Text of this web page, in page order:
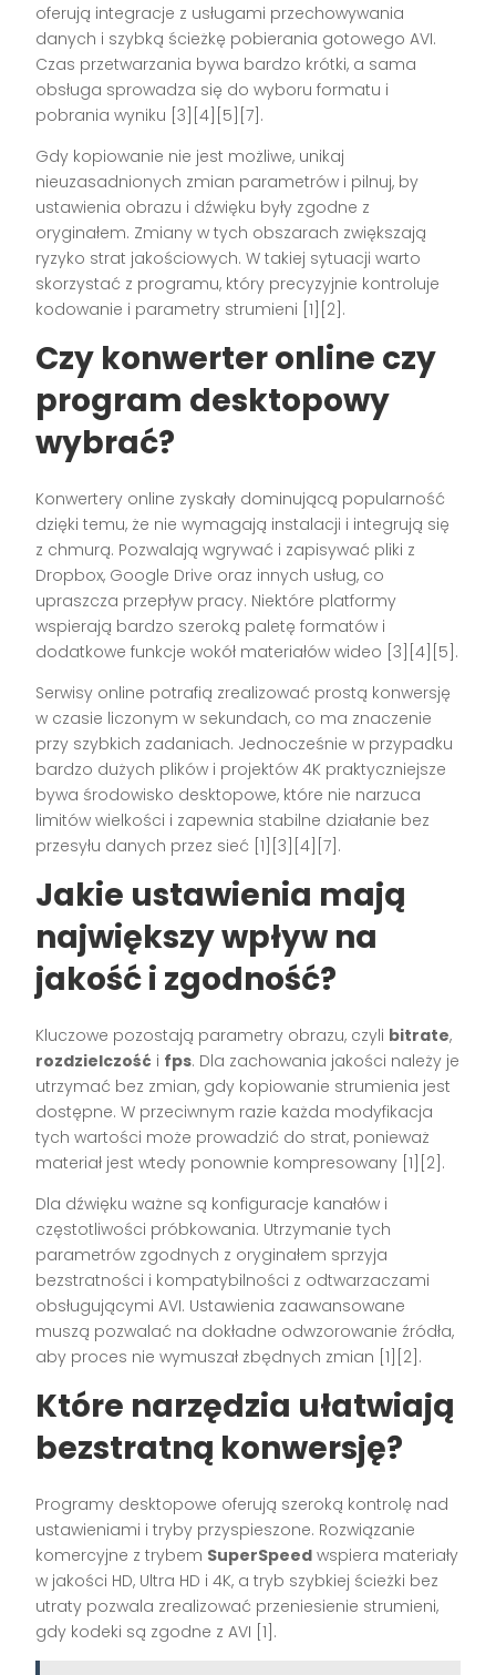
oferują integracje z usługami przechowywania
danych i szybką ścieżkę pobierania gotowego AVI.
Czas przetwarzania bywa bardzo krótki, a sama
obsługa sprowadza się do wyboru formatu i
pobrania wyniku [3][4][5][7].
Gdy kopiowanie nie jest możliwe, unikaj
nieuzasadnionych zmian parametrów i pilnuj, by
ustawienia obrazu i dźwięku były zgodne z
oryginałem. Zmiany w tych obszarach zwiększają
ryzyko strat jakościowych. W takiej sytuacji warto
skorzystać z programu, który precyzyjnie kontroluje
kodowanie i parametry strumieni [1][2].
Czy konwerter online czy
program desktopowy
wybrać?
Konwertery online zyskały dominującą popularność
dzięki temu, że nie wymagają instalacji i integrują się
z chmurą. Pozwalają wgrywać i zapisywać pliki z
Dropbox, Google Drive oraz innych usług, co
upraszcza przepływ pracy. Niektóre platformy
wspierają bardzo szeroką paletę formatów i
dodatkowe funkcje wokół materiałów wideo [3][4][5].
Serwisy online potrafią zrealizować prostą konwersję
w czasie liczonym w sekundach, co ma znaczenie
przy szybkich zadaniach. Jednocześnie w przypadku
bardzo dużych plików i projektów 4K praktyczniejsze
bywa środowisko desktopowe, które nie narzuca
limitów wielkości i zapewnia stabilne działanie bez
przesyłu danych przez sieć [1][3][4][7].
Jakie ustawienia mają
największy wpływ na
jakość i zgodność?
Kluczowe pozostają parametry obrazu, czyli bitrate,
rozdzielczość i fps. Dla zachowania jakości należy je
utrzymać bez zmian, gdy kopiowanie strumienia jest
dostępne. W przeciwnym razie każda modyfikacja
tych wartości może prowadzić do strat, ponieważ
materiał jest wtedy ponownie kompresowany [1][2].
Dla dźwięku ważne są konfiguracje kanałów i
częstotliwości próbkowania. Utrzymanie tych
parametrów zgodnych z oryginałem sprzyja
bezstratności i kompatybilności z odtwarzaczami
obsługującymi AVI. Ustawienia zaawansowane
muszą pozwalać na dokładne odwzorowanie źródła,
aby proces nie wymuszał zbędnych zmian [1][2].
Które narzędzia ułatwiają
bezstratną konwersję?
Programy desktopowe oferują szeroką kontrolę nad
ustawieniami i tryby przyspieszone. Rozwiązanie
komercyjne z trybem SuperSpeed wspiera materiały
w jakości HD, Ultra HD i 4K, a tryb szybkiej ścieżki bez
utraty pozwala zrealizować przeniesienie strumieni,
gdy kodeki są zgodne z AVI [1].